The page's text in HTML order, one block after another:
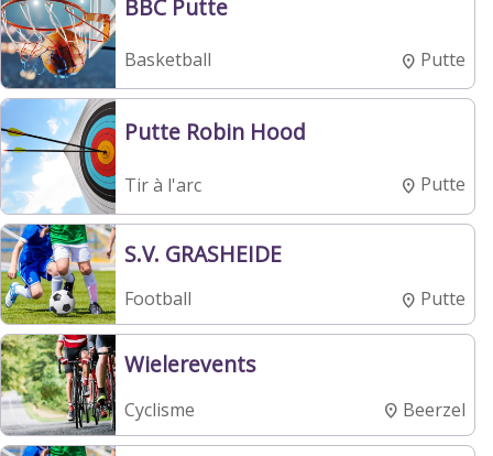
BBC Putte
Basketball Putte
Putte Robin Hood
Tir à l'arc Putte
S.V. GRASHEIDE
Football Putte
Wielerevents
Cyclisme Beerzel